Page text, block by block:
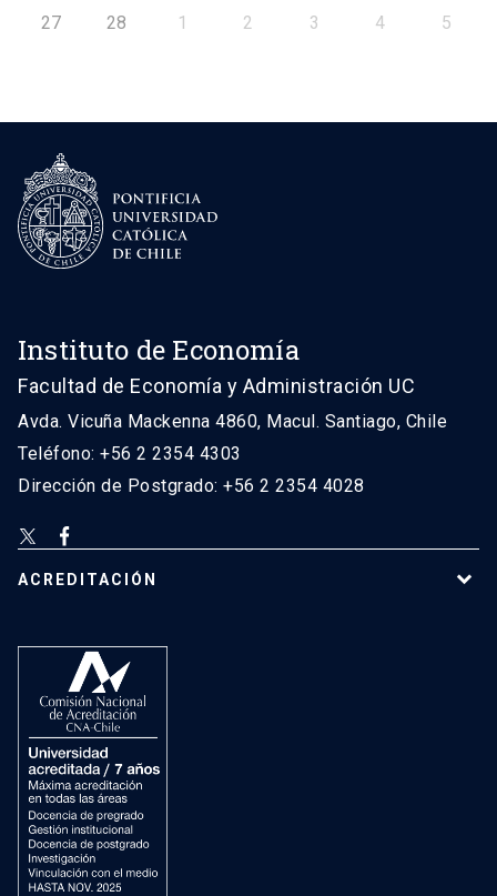
27 28 1 2 3 4 5
Instituto de Economía
Facultad de Economía y Administración UC
Avda. Vicuña Mackenna 4860, Macul. Santiago, Chile
Teléfono: +56 2 2354 4303
Dirección de Postgrado: +56 2 2354 4028
ACREDITACIÓN